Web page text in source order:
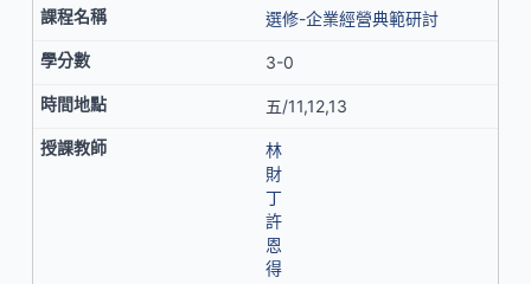
選修-企業經營典範研討
3-0
五/11,12,13
林
財
丁
許
恩
得